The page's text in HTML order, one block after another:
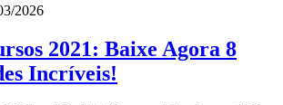
2026
2021: Baixe Agora 8
Incríveis!